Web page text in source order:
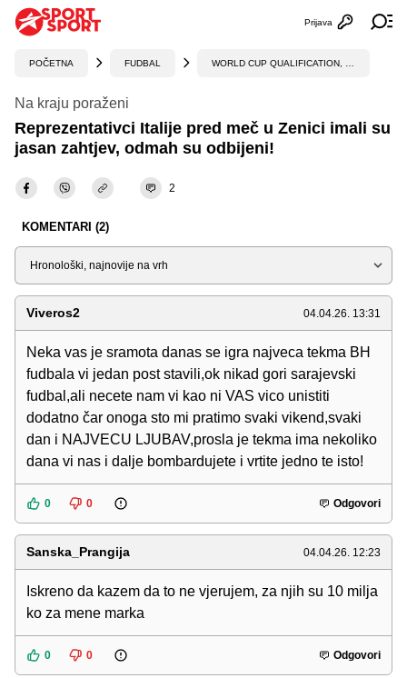
Otvori
Prijava
POČETNA FUDBAL
Na kraju poraženi
Reprezentativci Italije pred meč u Zenici imali su
jasan zahtjev, odmah su odbijeni!
2
KOMENTARI (2)
Sortiraj
Viveros2 04.04.26. 13:31
Neka vas je sramota danas se igra najveca tekma BH
fudbala vi jedan post stavili,ok nikad gori sarajevski
fudbal,ali necete nam vi kao ni VAS vico unistiti
dodatno čar onoga sto mi pratimo svaki vikend,svaki
dan i NAJVECU LJUBAV,prosla je tekma ima nekoliko
dana vi nas i dalje bombardujete i vrtite jedno te isto!
0 0 Odgovori
Sanska_Prangija 04.04.26. 12:23
Iskreno da kazem da to ne vjerujem, za njih su 10 milja
ko za mene marka
0 0 Odgovori